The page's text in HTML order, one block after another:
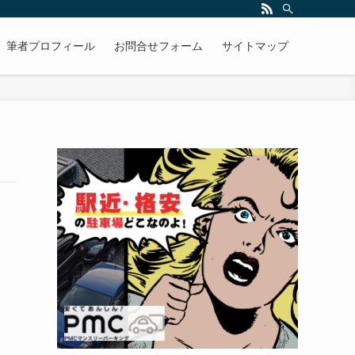
筆者プロフィール お問合せフォーム サイトマップ